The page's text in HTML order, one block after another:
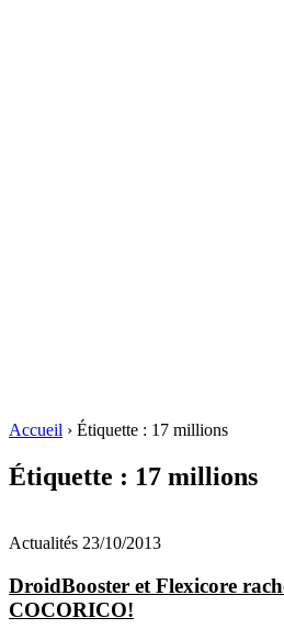
Accueil › Étiquette : 17 millions
Étiquette : 17 millions
Actualités 23/10/2013
DroidBooster et Flexicore
COCORICO!